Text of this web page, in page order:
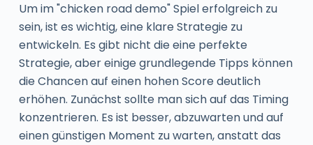
Um im "chicken road demo" Spiel erfolgreich zu
sein, ist es wichtig, eine klare Strategie zu
entwickeln. Es gibt nicht die eine perfekte
Strategie, aber einige grundlegende Tipps können
die Chancen auf einen hohen Score deutlich
erhöhen. Zunächst sollte man sich auf das Timing
konzentrieren. Es ist besser, abzuwarten und auf
einen günstigen Moment zu warten, anstatt das